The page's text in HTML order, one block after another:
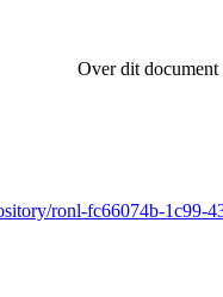
Over dit document
ronl-fc66074b-1c99-